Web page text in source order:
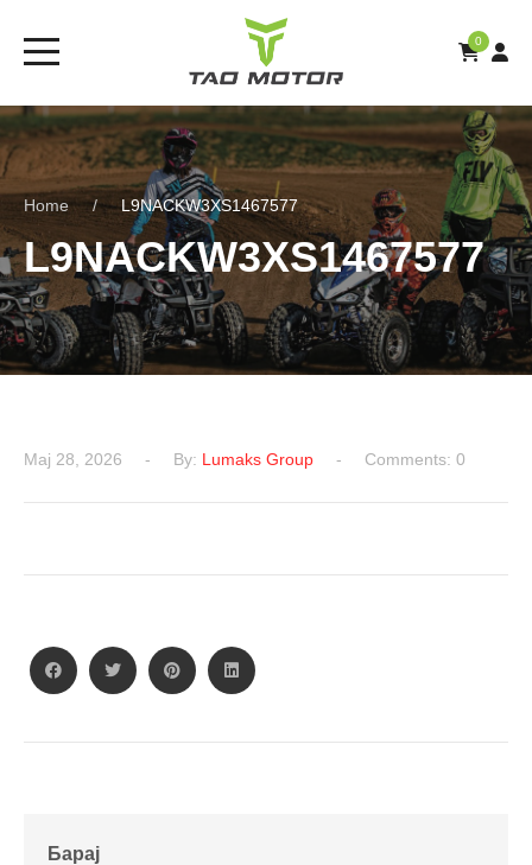
0
Home L9NACKW3XS1467577
L9NACKW3XS1467577
Мај 28, 2026 By: Lumaks Group Comments: 0
Барај